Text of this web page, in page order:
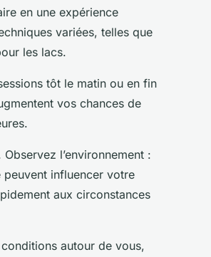
en une expérience
variées, telles que
les lacs.
tôt le matin ou en fin
vos chances de
l’environnement :
peuvent influencer votre
aux circonstances
autour de vous,